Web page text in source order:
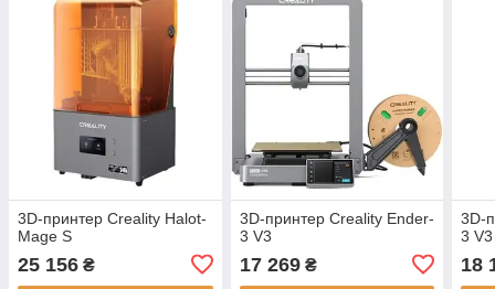
3D-принтер Creality Halot-
Mage S
25 156 ₴
3D-принтер Creality Ender-
3 V3
17 269₴
3D-
3
18